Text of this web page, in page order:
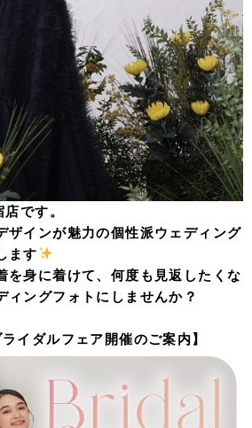
です。
ザインが魅力の個性派ウェディング
ます
を身に着けて、何度も見返したくな
ィングフォトにしませんか？
イダルフェア開催のご案内】